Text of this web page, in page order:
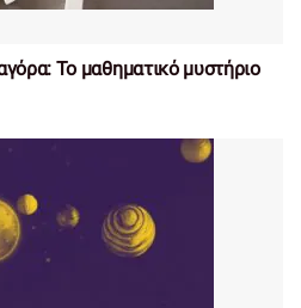
Το μαθηματικό μυστήριο